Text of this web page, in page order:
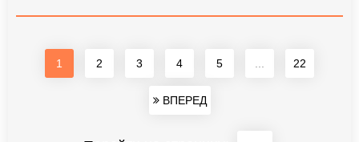
1 2 3 4 5 22
ВПЕРЕД